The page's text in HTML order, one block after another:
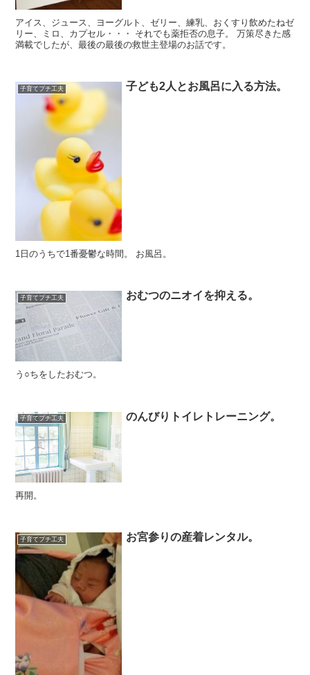
アイス、ジュース、ヨーグルト、ゼリー、練乳、おくすり飲めたねゼ
リー、ミロ、カプセル・・・ それでも薬拒否の息子。 万策尽きた感
満載でしたが、最後の最後の救世主登場のお話です。
子育てプチ工夫 子ども2人とお風呂に入る方法。
1日のうちで1番憂鬱な時間。 お風呂。
子育てプチ工夫 おむつのニオイを抑える。
う○ちをしたおむつ。
子育てプチ工夫 のんびりトイレトレーニング。
再開。
子育てプチ工夫 お宮参りの産着レンタル。